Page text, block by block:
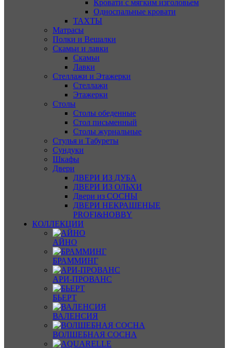
Кровати с мягким изголовьем
Односпальные кровати
ТАХТЫ
Матрасы
Полки и Вешалки
Скамьи и лавки
Скамьи
Лавки
Стеллажи и Этажерки
Стеллажи
Этажерки
Столы
Столы обеденные
Стол письменный
Столы журнальные
Стулья и Табуреты
Сундуки
Шкафы
Двери
ДВЕРИ ИЗ ДУБА
ДВЕРИ ИЗ ОЛЬХИ
Двери из СОСНЫ
ДВЕРИ НЕКРАШЕНЫЕ
PROFI&HOBBY
КОЛЛЕКЦИИ
АЙНО
БРАММИНГ
АРИ-ПРОВАНС
БЬЕРТ
ВАЛЕНСИЯ
ВОЛШЕБНАЯ СОСНА